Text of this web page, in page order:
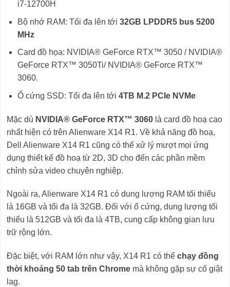
i7-12700H
Bộ nhớ RAM: Tối đa lên tới 32GB LPDDR5 bus 5200
MHz
Card đồ họa: NVIDIA® GeForce RTX™ 3050 / NVIDIA®
GeForce RTX™ 3050Ti/ NVIDIA® GeForce RTX™
3060.
Ổ cứng SSD: Tối đa lên tới 4TB M.2 PCIe NVMe
Mặc dù NVIDIA® GeForce RTX™ 3060 là card đồ hoạ cao
nhất hiện có trên Alienware X14 R1. Về khả năng đồ hoạ,
Dell Alienware X14 R1 cũng có thể xử lý mượt mọi ứng
dụng thiết kế đồ hoạ từ 2D, 3D cho đến các phần mềm
chỉnh sửa video chuyên nghiệp.
Ngoài ra, Alienware X14 R1 có dung lượng RAM tối thiểu
là 16GB và tối đa là 32GB. Đối với ổ cứng, dung lượng tối
thiểu là 512GB và tối đa là 4TB, cung cấp không gian lưu
trữ rộng lớn.
Đặc biệt, với RAM lớn như vậy, X14 R1 có thể chạy đồng
thời khoảng 50 tab trên Chrome mà không gặp sự cố giật
lag.